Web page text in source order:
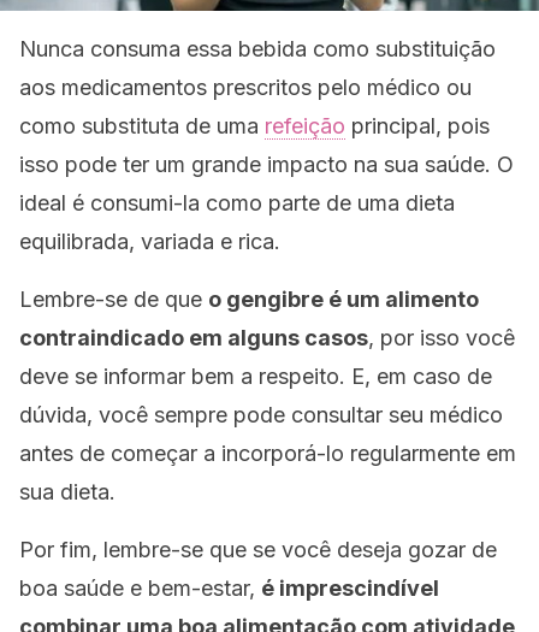
Nunca consuma essa bebida como substituição
aos medicamentos prescritos pelo médico ou
como substituta de uma refeição principal, pois
isso pode ter um grande impacto na sua saúde. O
ideal é consumi-la como parte de uma dieta
equilibrada, variada e rica.
Lembre-se de que o gengibre é um alimento
contraindicado em alguns casos, por isso você
deve se informar bem a respeito. E, em caso de
dúvida, você sempre pode consultar seu médico
antes de começar a incorporá-lo regularmente em
sua dieta.
Por fim, lembre-se que se você deseja gozar de
boa saúde e bem-estar, é imprescindível
combinar uma boa alimentação com atividade